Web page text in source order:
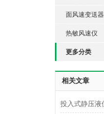
面风速变送器
热敏风速仪
更多分类
相关文章